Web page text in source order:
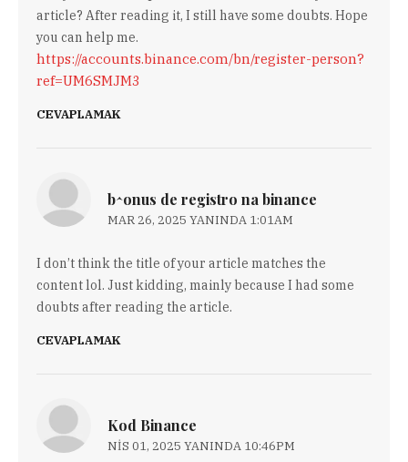
article? After reading it, I still have some doubts. Hope
you can help me.
https://accounts.binance.com/bn/register-person?
ref=UM6SMJM3
CEVAPLAMAK
b^onus de registro na binance
MAR 26, 2025 YANINDA 1:01AM
I don’t think the title of your article matches the
content lol. Just kidding, mainly because I had some
doubts after reading the article.
CEVAPLAMAK
Kod Binance
NIS 01, 2025 YANINDA 10:46PM